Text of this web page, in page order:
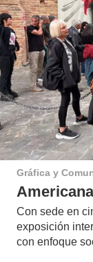
Gráfica y
Con sede en
exposición
con enfoque